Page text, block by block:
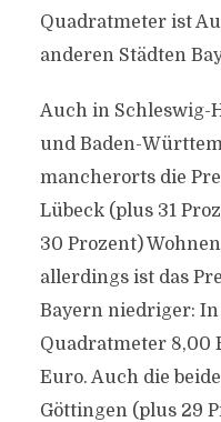
Quadratmeter ist
anderen Städten
Auch in Schleswig-
und Baden-
mancherorts die
Lübeck (plus 31
30 Prozent)
allerdings ist das
Bayern niedriger:
Quadratmeter 8,00
Euro. Auch die
Göttingen (plus 29